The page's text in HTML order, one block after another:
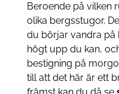
Beroende på vilken
olika bergsstugor.
du börjar vandra på
högt upp du kan,
bestigning på
till att det här är ett